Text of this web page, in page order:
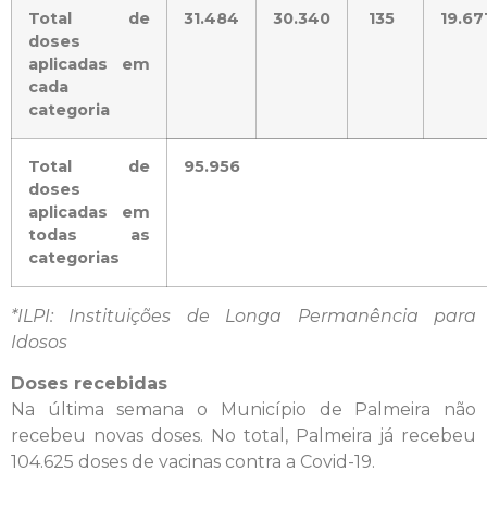
Total de
doses
aplicadas em
cada
categoria
31.484 30.340 135
Total de
doses
aplicadas em
todas as
categorias
95.956
*ILPI: Instituições de Longa Permanência para
Idosos
Doses recebidas
Na última semana o Município de Palmeira não
recebeu novas doses. No total, Palmeira já recebeu
104.625 doses de vacinas contra a Covid-19.